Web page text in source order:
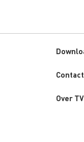
Custom
Contact
Over